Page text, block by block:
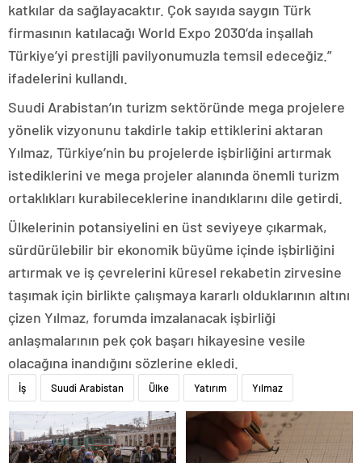
katkılar da sağlayacaktır. Çok sayıda saygın Türk
firmasının katılacağı World Expo 2030’da inşallah
Türkiye’yi prestijli pavilyonumuzla temsil edeceğiz.”
ifadelerini kullandı.
Suudi Arabistan’ın turizm sektöründe mega projelere
yönelik vizyonunu takdirle takip ettiklerini aktaran
Yılmaz, Türkiye’nin bu projelerde işbirliğini artırmak
istediklerini ve mega projeler alanında önemli turizm
ortaklıkları kurabileceklerine inandıklarını dile getirdi.
Ülkelerinin potansiyelini en üst seviyeye çıkarmak,
sürdürülebilir bir ekonomik büyüme içinde işbirliğini
artırmak ve iş çevrelerini küresel rekabetin zirvesine
taşımak için birlikte çalışmaya kararlı olduklarının altını
çizen Yılmaz, forumda imzalanacak işbirliği
anlaşmalarının pek çok başarı hikayesine vesile
olacağına inandığını sözlerine ekledi.
İş Suudi Arabistan Ülke Yatırım Yılmaz